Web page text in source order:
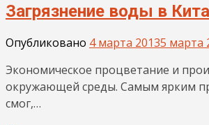
Загрязнение воды в
Опубликовано 4 марта 20135 марта
Экономическое процветание и
окружающей среды. Самым ярким
смог,…